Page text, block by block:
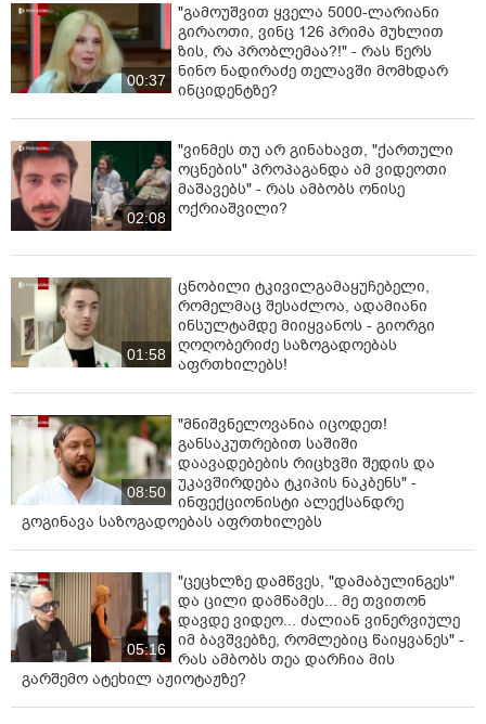
00:37
"გამოუშვით ყველა 5000-ლარიანი
გირაოთი, ვინც 126 პრიმა მუხლით
ზის, რა პრობლემაა?!" - რას წერს
ნინო ნადირაძე თელავში მომხდარ
ინციდენტზე?
02:08
"ვინმეს თუ არ გინახავთ, "ქართული
ოცნების" პროპაგანდა ამ ვიდეოთი
მაშავებს" - რას ამბობს ონისე
ოქრიაშვილი?
01:58
ცნობილი ტკივილგამაყუჩებელი,
რომელმაც შესაძლოა, ადამიანი
ინსულტამდე მიიყვანოს - გიორგი
ღოღობერიძე საზოგადოებას
აფრთხილებს!
08:50
"მნიშვნელოვანია იცოდეთ!
განსაკუთრებით საშიში
დაავადებების რიცხვში შედის და
უკავშირდება ტკიპის ნაკბენს" -
ინფექციონისტი ალექსანდრე
გოგინავა საზოგადოებას აფრთხილებს
05:16
"ცეცხლზე დამწვეს, "დამაბულინგეს"
და ცილი დამწამეს... მე თვითონ
დავდე ვიდეო... ძალიან ვინერვიულე
იმ ბავშვებზე, რომლებიც წაიყვანეს" -
რას ამბობს თეა დარჩია მის
გარშემო ატეხილ აჟიოტაჟზე?